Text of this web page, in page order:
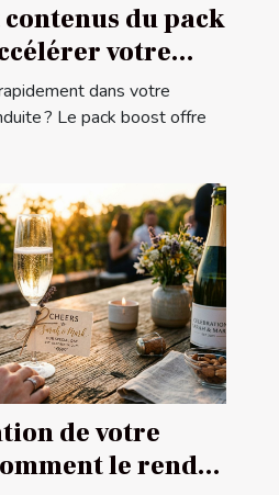
du pack
votre
de conduite
dans votre
? Le pack boost offre
de votre
le rendre